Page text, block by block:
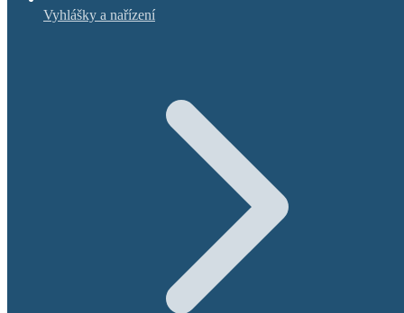
Vyhlášky a nařízení